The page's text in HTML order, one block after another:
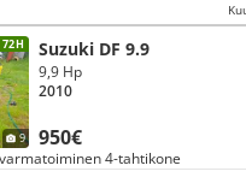
9
Suzuki DF 9.9
950€
9,9 Hp
2010
4-tahtikone